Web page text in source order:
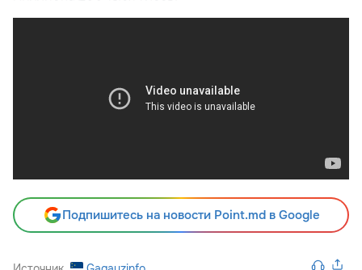
Подпишитесь на новости Point.md в Google